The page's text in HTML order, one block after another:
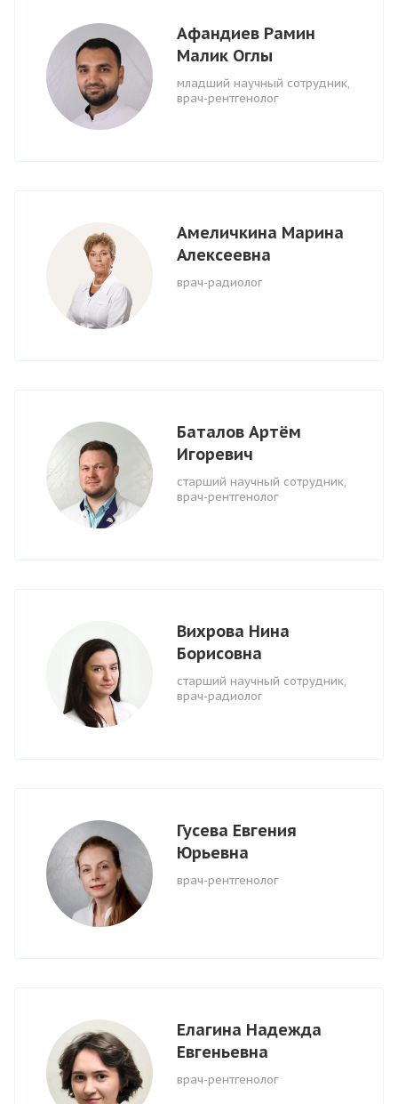
Афандиев Рамин
Малик Оглы
младший научный сотрудник,
врач-рентгенолог
Амеличкина Марина
Алексеевна
врач-радиолог
Баталов Артём
Игоревич
старший научный сотрудник,
врач-рентгенолог
Вихрова Нина
Борисовна
старший научный сотрудник,
врач-радиолог
Гусева Евгения
Юрьевна
врач-рентгенолог
Елагина Надежда
Евгеньевна
врач-рентгенолог